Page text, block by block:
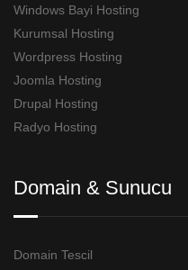
Windows Bayi Hosting
Kurumsal Hosting
Wordpress Hosting
Joomla Hosting
Drupal Hosting
Radyo Hosting
Domain & Sunucu
Domain Tescil